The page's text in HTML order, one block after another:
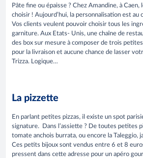
Pâte fine ou épaisse ? Chez Amandine, à
choisir ! Aujourd’hui, la personnalisation est au
Vos clients veulent pouvoir choisir tous les
garniture. Aux Etats- Unis, une chaîne de
des box sur mesure à composer de trois
pour la livraison et aucune chance de lasser
Trizza. Logique…
La pizzette
En parlant petites pizzas, il existe un spot
signature. Dans l’assiette ? De toutes petites
tomate anchois burrata, ou encore la Taleggio,
Ces petits bijoux sont vendus entre 6 et 8
pressent dans cette adresse pour un apéro